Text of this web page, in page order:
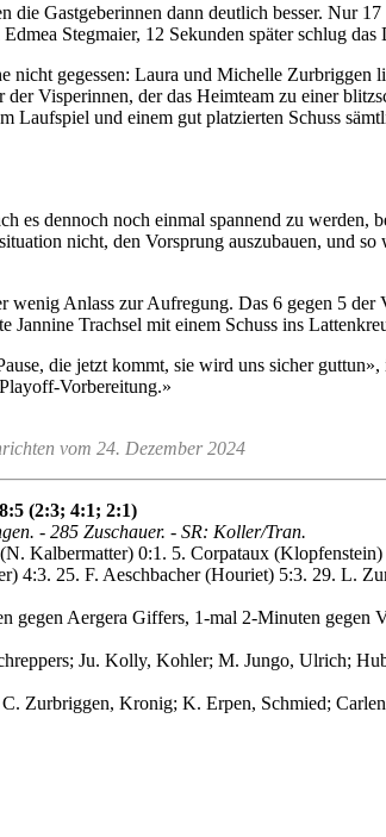
die Gastgeberinnen dann deutlich besser. Nur
Stegmaier, 12 Sekunden später schlug
nicht gegessen: Laura und Michelle Zurbriggen
der Visperinnen, der das Heimteam zu einer
Laufspiel und einem gut platzierten Schuss
es dennoch noch einmal spannend zu
nicht, den Vorsprung auszubauen, und
wenig Anlass zur Aufregung. Das 6 gegen 5
Jannine Trachsel mit einem Schuss ins
die jetzt kommt, sie wird uns sicher
Vorbereitung.»
vom 24. Dezember 2024
(2:3; 4:1; 2:1)
- 285 Zuschauer. - SR: Koller/Tran.
Kalbermatter) 0:1. 5. Corpataux
4:3. 25. F. Aeschbacher (Houriet) 5:3. 29. L.
gegen Aergera Giffers, 1-mal 2-Minuten gegen
Ju. Kolly, Kohler; M. Jungo, Ulrich;
C. Zurbriggen, Kronig; K. Erpen, Schmied;